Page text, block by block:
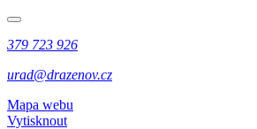
379 723 926
urad@drazenov.cz
Mapa webu
Vytisknout